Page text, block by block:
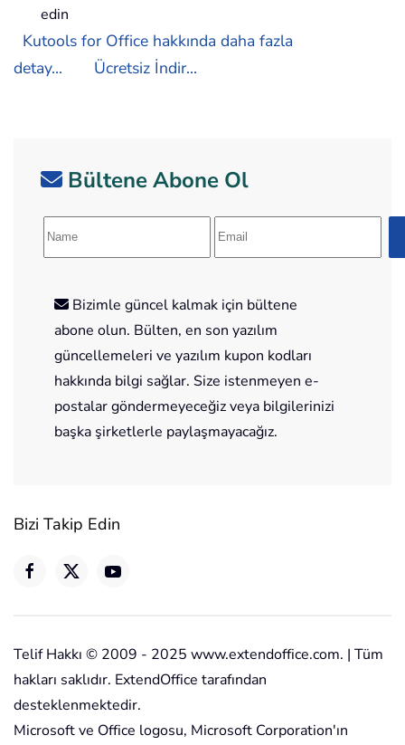
edin
Kutools for Office hakkında daha fazla
detay...
Ücretsiz İndir...
Bültene Abone Ol
Bizimle güncel kalmak için bültene
abone olun. Bülten, en son yazılım
güncellemeleri ve yazılım kupon kodları
hakkında bilgi sağlar. Size istenmeyen e-
postalar göndermeyeceğiz veya bilgilerinizi
başka şirketlerle paylaşmayacağız.
Bizi Takip Edin
Telif Hakkı © 2009 - 2025 www.extendoffice.com. | Tüm
hakları saklıdır. ExtendOffice tarafından
desteklenmektedir.
Microsoft ve Office logosu, Microsoft Corporation'ın